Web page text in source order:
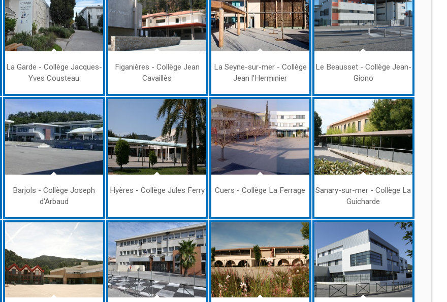
La Garde - Collège Jacques-
Yves Cousteau
Figanières - Collège Jean
Cavaillès
La Seyne-sur-mer - Collège
Jean l'Herminier
Le Beausset - Collège Jean-
Giono
Barjols - Collège Joseph
d'Arbaud
Hyères - Collège Jules Ferry Cuers - Collège La Ferrage
Sanary-sur-mer - Collège La
Guicharde